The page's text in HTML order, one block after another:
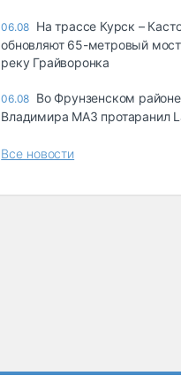
06.08 На трассе Курск –
обновляют 65-метровый
реку Грайворонка
06.08 Во Фрунзенском районе
Владимира МАЗ протаранил
Все новости